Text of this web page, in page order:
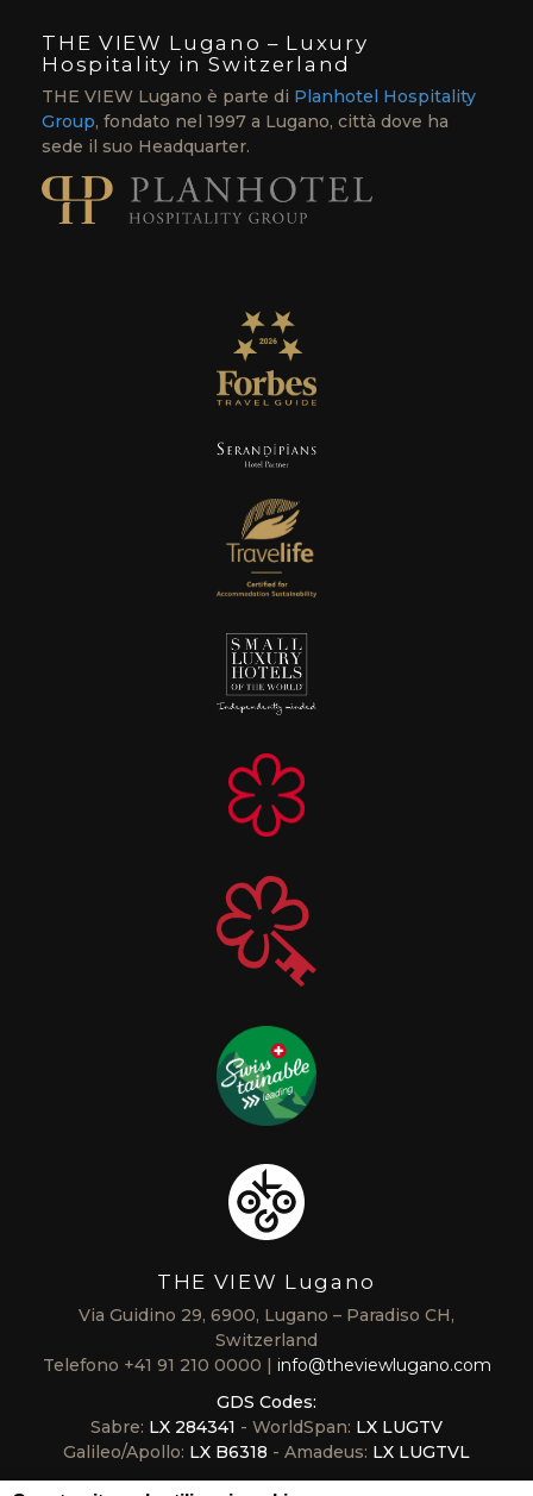
THE VIEW Lugano – Luxury
Hospitality in Switzerland
THE VIEW Lugano è parte di Planhotel Hospitality
Group, fondato nel 1997 a Lugano, città dove ha
sede il suo Headquarter.
THE VIEW Lugano
Via Guidino 29, 6900, Lugano – Paradiso CH,
Switzerland
Telefono +41 91 210 0000
info@theviewlugano.com
GDS Codes:
Sabre: LX 284341 - WorldSpan: LX LUGTV
Galileo/Apollo: LX B6318 - Amadeus: LX LUGTVL